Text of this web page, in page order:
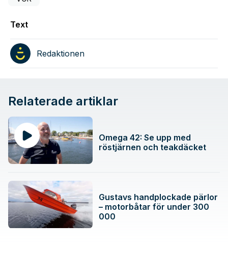
Text
Redaktionen
Relaterade artiklar
Omega 42: Se upp med
röstjärnen och teakdäcket
Gustavs handplockade pärlor
– motorbåtar för under 300
000